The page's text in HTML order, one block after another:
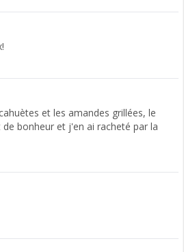
et les amandes grillées, le
bonheur et j'en ai racheté par la